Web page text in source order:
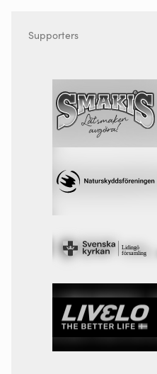
Supporters